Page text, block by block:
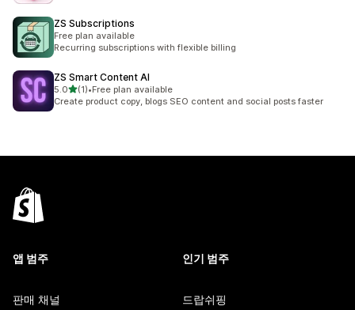
ZS Subscriptions
Free plan available
Recurring subscriptions with flexible billing
ZS Smart Content AI
5.0별 5개 중
(1)
총 리뷰 1개
•Free plan available
Create product copy, blogs SEO content and social posts faster
앱 범주
판매 채널
인기 범주
드랍쉬핑